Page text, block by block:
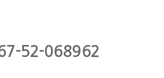
52-068962